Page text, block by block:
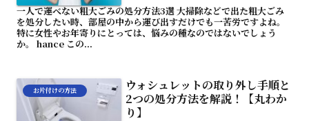
一人で運べない粗大ごみの処分方法3選 大掃除などで出た粗大ごみ
を処分したい時、部屋の中から運び出すだけでも一苦労ですよね。
特に女性やお年寄りにとっては、悩みの種なのではないでしょう
か。 hance この...
お片付けの方法
ウォシュレットの取り外し手順と
2つの処分方法を解説！【丸わか
り】